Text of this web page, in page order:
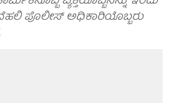
ಪೊಲೀಸ್ ಅಧಿಕಾರಿಯೊಬ್ಬರು